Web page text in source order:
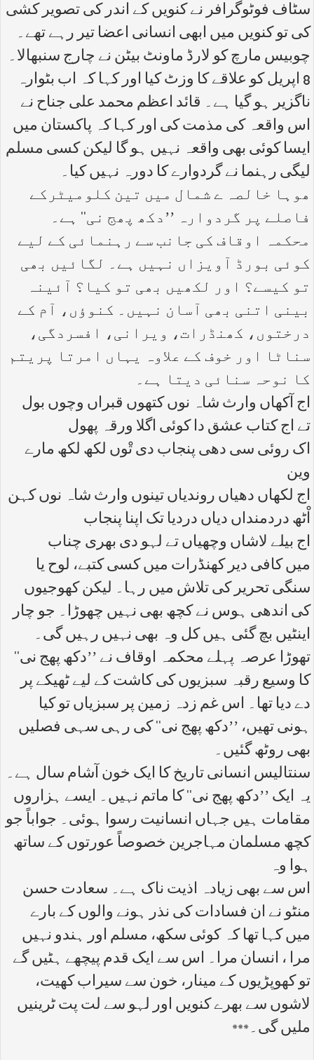
سٹاف فوٹوگرافر نے کنویں کے اندر کی تصویر کشی
کی تو کنویں میں ابھی انسانی اعضا تیر رہے تھے۔
چوبیس مارچ کو لارڈ ماونٹ بیٹن نے چارج سنبھالا۔
8 اپریل کو علاقے کا وزٹ کیا اور کہا کہ اب بٹوارہ
ناگزیر ہو گیا ہے۔ قائد اعظم محمد علی جناح نے
اس واقعہ کی مذمت کی اور کہا کہ پاکستان میں
ایسا کوئی بھی واقعہ نہیں ہو گا لیکن کسی مسلم
لیگی رہنما نے گردوارے کا دورہ نہیں کیا۔
ھوہا خالصہ ے شمال میں تین کلومیٹرکے
فاصلے پر گردوارہ ’’دکھ پھج نی‘‘ ہے۔
محکمہ اوقاف کی جانب سے رہنمائی کے لیے
کوئی بورڈ آویزاں نہیں ہے۔ لگائیں بھی
تو کیسے؟ اور لکھیں بھی تو کیا؟ آئینہ
بینی اتنی بھی آسان نہیں۔ کنوؤں، آم کے
درختوں، کھنڈرات، ویرانی، افسردگی،
سناٹا اور خوف کے علاوہ یہاں امرتا پریتم
کا نوحہ سنائی دیتا ہے۔
اج آکھاں وارث شاہ نوں کتھوں قبراں وچوں بول
تے اج کتاب عشق دا کوئی اگلا ورقہ پھول
اک روئی سی دھی پنجاب دی تْوں لکھ لکھ مارے
وین
اج لکھاں دھیاں روندیاں تینوں وارث شاہ نوں کہن
اْٹھ دردمنداں دیاں دردیا تک اپنا پنجاب
اج بیلے لاشاں وچھیاں تے لہو دی بھری چناب
میں کافی دیر کھنڈرات میں کسی کتبے، لوح یا
سنگی تحریر کی تلاش میں رہا۔ لیکن کھوجیوں
کی اندھی ہوس نے کچھ بھی نہیں چھوڑا۔ جو چار
اینٹیں بچ گئی ہیں کل وہ بھی نہیں رہیں گی۔
تھوڑا عرصہ پہلے محکمہ اوقاف نے ’’دکھ پھج نی‘‘
کا وسیع رقبہ سبزیوں کی کاشت کے لیے ٹھیکے پر
دے دیا تھا۔ اس غم زدہ زمین پر سبزیاں تو کیا
ہونی تھیں، ’’دکھ پھج نی‘‘ کی رہی سہی فصلیں
بھی روٹھ گئیں۔
سنتالیس انسانی تاریخ کا ایک خون آشام سال ہے۔
یہ ایک ’’دکھ پھج نی‘‘ کا ماتم نہیں۔ ایسے ہزاروں
مقامات ہیں جہاں انسانیت رسوا ہوئی۔ جواباً جو
کچھ مسلمان مہاجرین خصوصاً عورتوں کے ساتھ
ہوا وہ
اس سے بھی زیادہ اذیت ناک ہے۔ سعادت حسن
منٹو نے ان فسادات کی نذر ہونے والوں کے بارے
میں کہا تھا کہ کوئی سکھ، مسلم اور ہندو نہیں
مرا ، انسان مرا۔ اس سے ایک قدم پیچھے ہٹیں گے
تو کھوپڑیوں کے مینار، خون سے سیراب کھیت،
لاشوں سے بھرے کنویں اور لہو سے لت پت ٹرینیں
ملیں گی۔***